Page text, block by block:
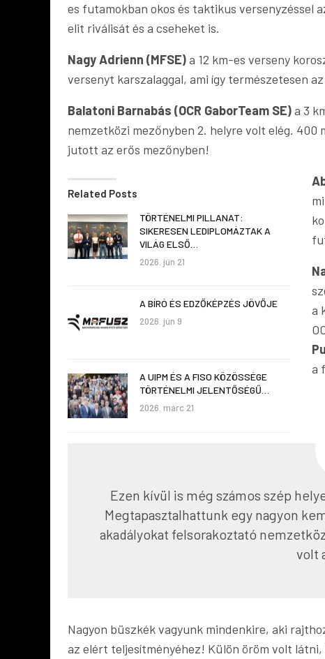
es futamokban okos és taktikus versenyzéssel
elit riválisát és a cseheket is.
Nagy Adrienn (MFSE)a 12 km-es verseny
versenyt karszalaggal, ami így természetesen
Balatoni Barnabás (OCR GaborTeam SE)a 3
nemzetközi mezőnyben 2. helyre volt elég.
jutott az erős mezőnyben!
Related Posts
TÖRTÉNELMI PILLANAT:
SIKERESEN LEDIPLOMÁZTAK A
VILÁG ELSŐ…
2026. jún 21
A BÍRÓ ÉS EDZŐKÉPZÉS JÖVŐJE
2026. jún 9
A UIPM ÉS A FISO KÖZÖSSÉGE
TÖRTÉNELMI JELENTŐSÉGŰ…
2026. márc 21
a
a
Ezen kívül is még számos szép
Megtapasztalhattunk egy nagyon
akadályokat felsorakoztató
volt
Nagyon büszkék vagyunk mindenkire, aki
az elért teljesítményéhez! Külön öröm volt